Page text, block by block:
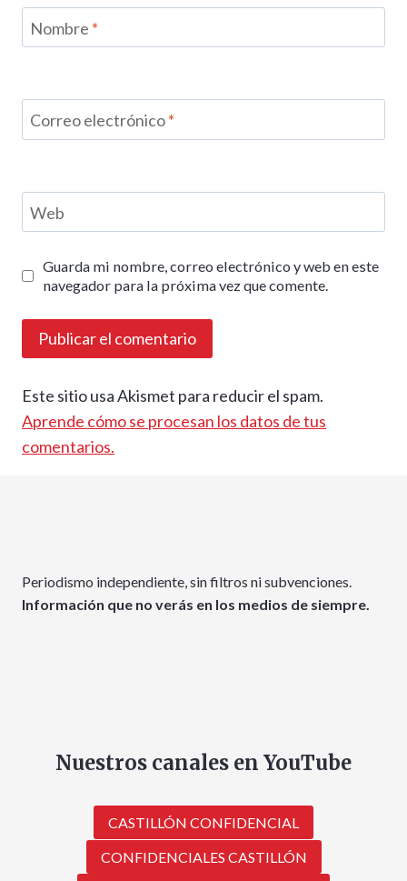
Nombre *
Correo electrónico*
Web
Guarda mi nombre, correo electrónico y web en este
navegador para la próxima vez que comente.
Este sitio usa Akismet para reducir el spam.
Aprende cómo se procesan los datos de tus
comentarios.
Periodismo independiente, sin filtros ni subvenciones.
Información que no verás en los medios de siempre.
Nuestros canales en YouTube
CASTILLÓN CONFIDENCIAL
CONFIDENCIALES CASTILLÓN